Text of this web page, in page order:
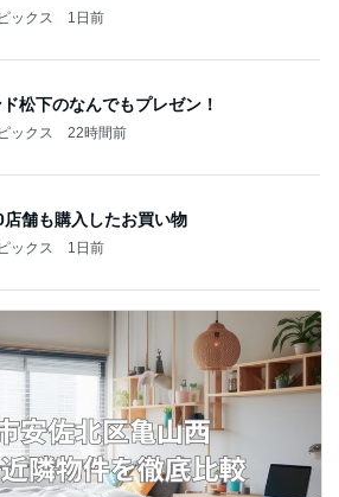
ックス 1日前
松下のなんでもプレゼン！
ックス 22時間前
店舗も購入したお買い物
ックス 1日前